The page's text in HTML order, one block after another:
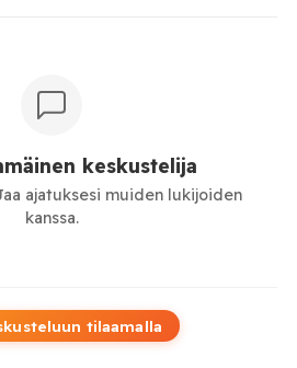
keskustelija
ajatuksesi muiden lukijoiden
kanssa.
tilaamalla